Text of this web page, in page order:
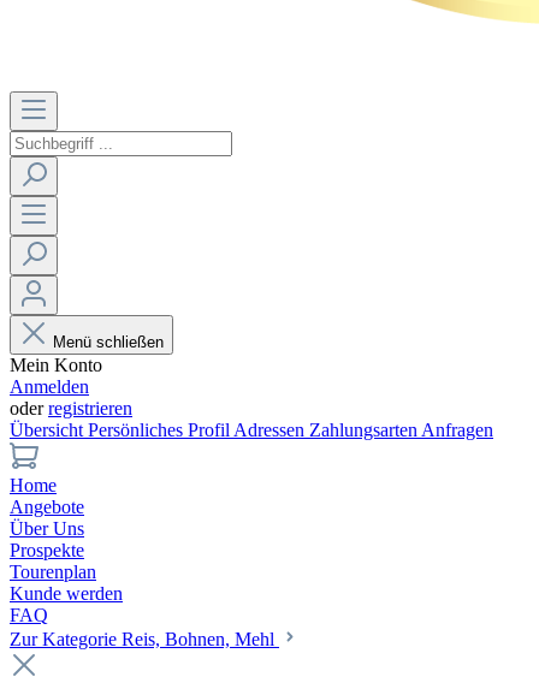
Menü schließen
Mein Konto
Anmelden
oderregistrieren
Übersicht Persönliches Profil Adressen Zahlungsarten Anfragen
Home
Angebote
Über Uns
Prospekte
Tourenplan
Kunde werden
FAQ
Zur Kategorie Reis, Bohnen, Mehl